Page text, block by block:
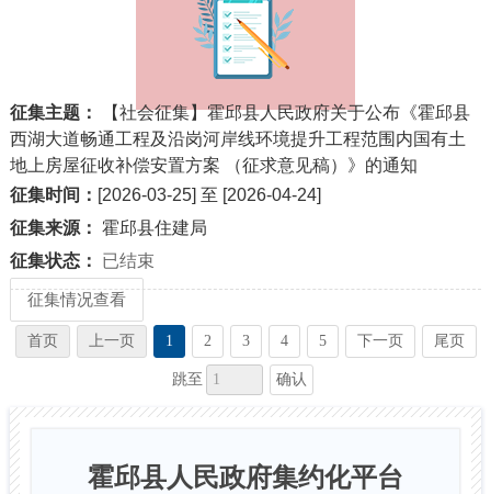
征集主题：
【社会征集】霍邱县人民政府关于公布《霍邱县
西湖大道畅通工程及沿岗河岸线环境提升工程范围内国有土
地上房屋征收补偿安置方案 （征求意见稿）》的通知
征集时间： [2026-03-25] 至 [2026-04-24]
征集来源： 霍邱县住建局
征集状态：
已结束
征集情况查看
首页 上一页 1 2 3 4 5 下一页 尾页
跳至 确认
霍邱县人民政府集约化平台